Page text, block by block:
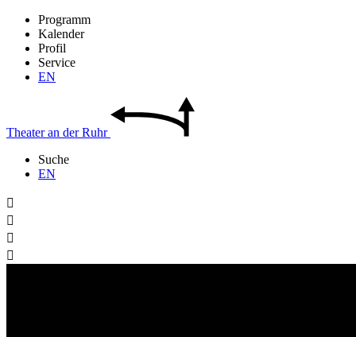
Programm
Kalender
Profil
Service
EN
Theateran derRuhr
Suche
EN



